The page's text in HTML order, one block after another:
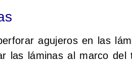
agujeros en las
las láminas al marco del